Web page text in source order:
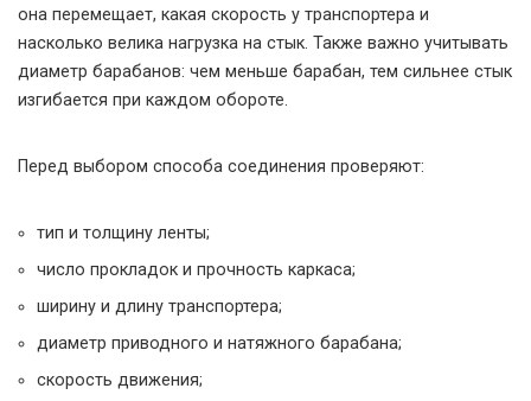
она перемещает, какая скорость у транспортера и
насколько велика нагрузка на стык. Также важно учитывать
диаметр барабанов: чем меньше барабан, тем сильнее стык
изгибается при каждом обороте.
Перед выбором способа соединения проверяют:
тип и толщину ленты;
число прокладок и прочность каркаса;
ширину и длину транспортера;
диаметр приводного и натяжного барабана;
скорость движения;